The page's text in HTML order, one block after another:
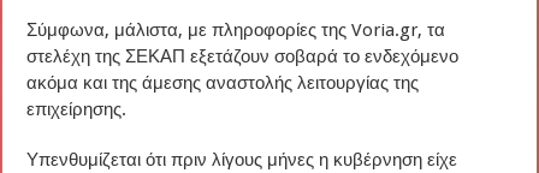
Σύμφωνα, μάλιστα, με πληροφορίες της Voria.gr, τα
στελέχη της ΣΕΚΑΠ εξετάζουν σοβαρά το ενδεχόμενο
ακόμα και της άμεσης αναστολής λειτουργίας της
επιχείρησης.
Υπενθυμίζεται ότι πριν λίγους μήνες η κυβέρνηση είχε